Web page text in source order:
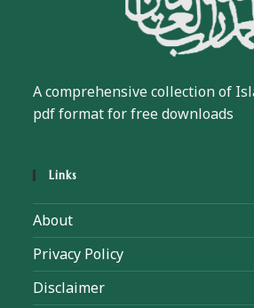
A comprehensive collection of
pdf format for free downloads
Links
About
Privacy Policy
Disclaimer